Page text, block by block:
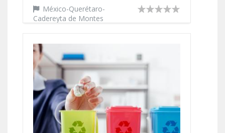
México-Querétaro-
Cadereyta de Montes